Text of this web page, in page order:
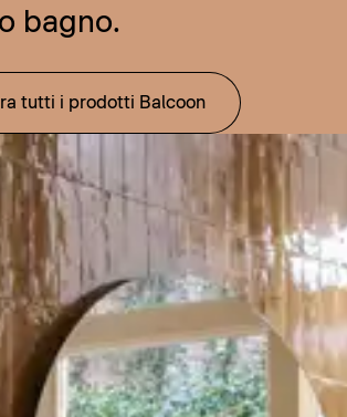
bagno.
tutti i prodotti Balcoon